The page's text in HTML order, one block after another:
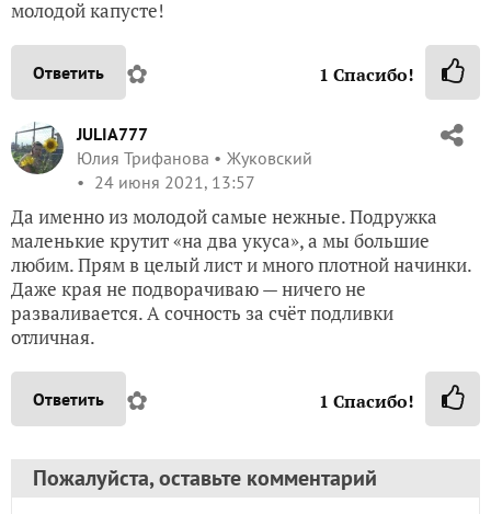
молодой капусте!
Ответить ✿ 1 Спасибо!
JULIA777
Юлия Трифанова
Жуковский
24 июня 2021, 13:57
Да именно из молодой самые нежные. Подружка
маленькие крутит «на два укуса», а мы большие
любим. Прям в целый лист и много плотной начинки.
Даже края не подворачиваю — ничего не
разваливается. А сочность за счёт подливки
отличная.
Ответить ✿ 1 Спасибо!
Пожалуйста, оставьте комментарий